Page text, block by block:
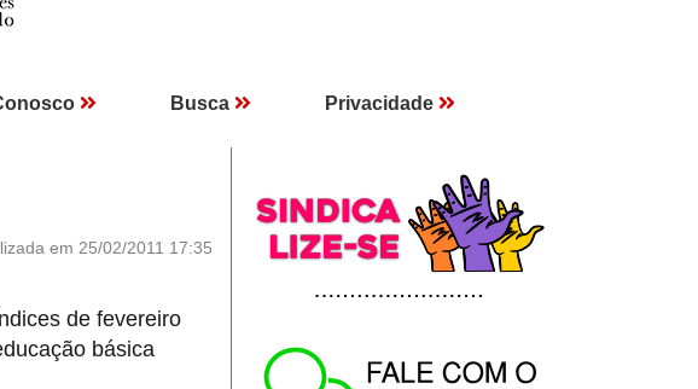
Busca Privacidade
em 25/02/2011 17:35
de fevereiro
básica